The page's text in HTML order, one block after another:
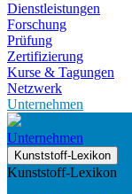
Dienstleistungen
Forschung
Prüfung
Zertifizierung
Kurse & Tagungen
Netzwerk
Unternehmen
Unternehmen
Kunststoff-Lexikon
Kunststoff-Lexikon